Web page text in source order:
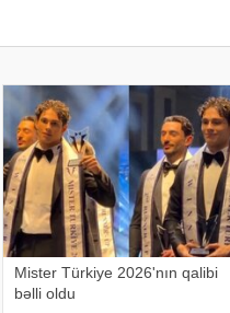
Mister Türkiye 2026'nın qalibi
bəlli oldu